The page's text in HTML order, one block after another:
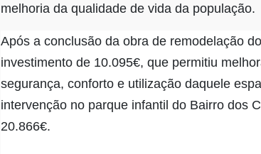
melhoria da qualidade de vida da população.
Após a conclusão da obra de remodelação
investimento de 10.095€, que permitiu
segurança, conforto e utilização daquele
intervenção no parque infantil do Bairro dos
20.866€.